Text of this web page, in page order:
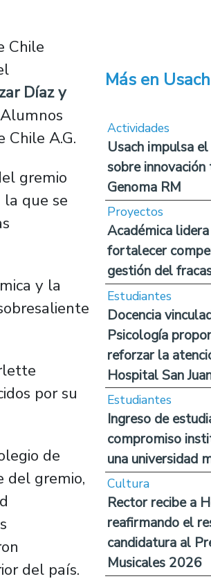
Chile
Díaz y
Chile A.G.
gremio
la que se
y la
por su
de
del gremio,
del país.
Más en
Actividades
Usach impulsa
sobre
Genoma RM
Proyectos
Académica
fortalecer
gestión del
Estudiantes
Docencia
Psicología
reforzar la
Hospital San
Estudiantes
Ingreso de
compromiso
una universidad
Cultura
Rector recibe a
reafirmando el
candidatura al
Musicales 2026